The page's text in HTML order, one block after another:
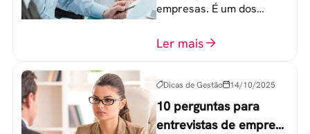
empresas. É um dos
o atingimento das metas
Ler mais
Dicas de Gestão 14/10/2025
10 perguntas para
entrevistas de emprego